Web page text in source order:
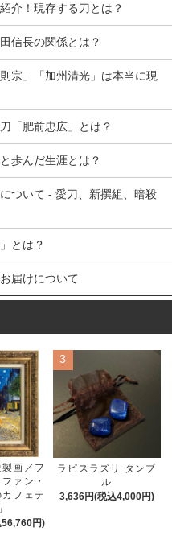
介！現存する刀とは？
信長の関係とは？
宗」「加州清光」は本当に現
「肥前忠広」とは？
歩んだ生涯とは？
ついて - 愛刀、新撰組、暗殺
とは？
届けについて
画／フ
ァン・
フェテ
円)
3
ラピスラズリ タンブ
ル
3,636円(税込4,000円)